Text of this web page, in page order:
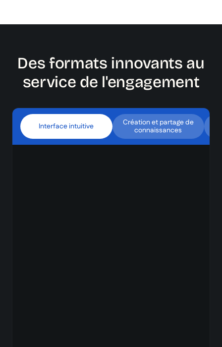
Des formats innovants au
service de l'engagement
Interface intuitive
Création et partage de
connaissances